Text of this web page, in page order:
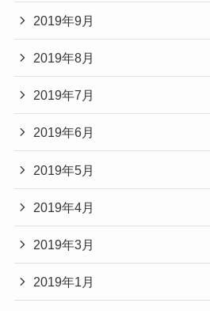
2019年9月
2019年8月
2019年7月
2019年6月
2019年5月
2019年4月
2019年3月
2019年1月